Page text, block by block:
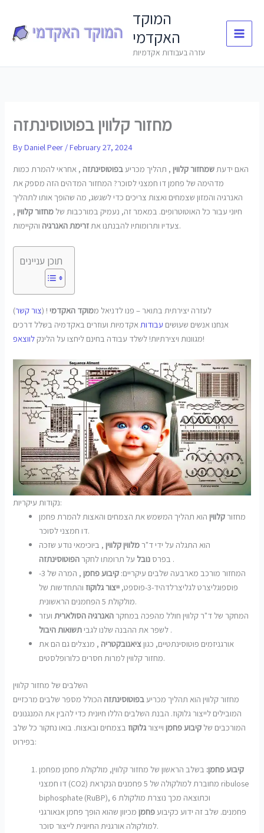
content
המוקד
האקדמי
עזרה בעבודות אקדמיות
מחזור קלווין בפוטוסינתזה
ByDaniel Peer /February 27, 2024
האם ידעתשמחזור קלווין, תהליך מכריעבפוטוסינתזה , אחראי להמרת כמות
מדהימה של פחמן דו חמצני לסוכר? המחזור המדהים הזה מספק את
האנרגיה והמזון שצמחים ואצות צריכים כדי לשגשג, מה שהופך אותו לתהליך
חיוני עבור כל האוטוטרופים. במאמר זה, נעמיק במורכבות של מחזור קלווין,
צעדיו ותרומותיו להבנתנו אתזרימת האנרגיה והקיימות.
תוכן עניינים
לעזרה יצירתית בתואר – פנו לדניאל ממוקד האקדמי! (צור קשר)
אנחנו אנשים שעושים עבודותאקדמיות ועוזרים באקדמיה בשלל דרכים
מגוונות ויצירתיות! לשלד עבודה בחינם ליחצו על הלינק לווצאפ !
נקודות עיקריות:
מחזורקלוויןהוא תהליך המשמש את הצמחים והאצות להמרת פחמן
דו חמצני לסוכר.
הוא התגלה על ידי ד"רמלווין קלווין, ביוכימאי נודע שזכה
בפרס נובל על תרומתו לחקרהפוטוסינתזה
.
המחזור מורכב מארבעה שלבים עיקריים: קיבוע פחמן
, המרה של 3-
פוספוגליצרט לגליצרלדהיד-3-פוספט,
ייצור גלוקוז והתחדשות של
מולקולת 5 הפחמנים הראשונית.
המחקר של ד"ר קלווין חולל מהפכה במחקרהאנרגיה הסולארית ועזר
לשפר את ההבנה שלנו לגביתשואות היבול
.
אורגניזמים פוטוסינתטיים, כגוןציאנובקטריה , מנצלים גם הם את
מחזור קלווין למרות חסרים כלורופלסטים.
השלבים של מחזור קלווין
מחזור קלווין הוא תהליך מכריע בפוטוסינתזה הכולל מספר שלבים מרכזיים
המובילים לייצור גלוקוז. הבנת השלבים הללו חיונית כדי להבין את המנגנונים
המורכבים של קיבוע פחמןוייצורגלוקוז בצמחים ובאצות. בואו נחקור כל שלב
בפירוט:
קיבוע פחמן: בשלב הראשון של מחזור קלווין, מולקולת פחמן מפחמן
דו חמצני (CO2) מחוברת למולקולה של 5 פחמנים הנקראת ribulose
biphosphate (RuBP), וכתוצאה מכך נוצרת מולקולת 6
פחמנים. שלב זה ידוע כקיבועפחמןמכיוון שהוא הופך פחמן אנאורגני
למולקולה אורגנית החיונית לייצור סוכר.